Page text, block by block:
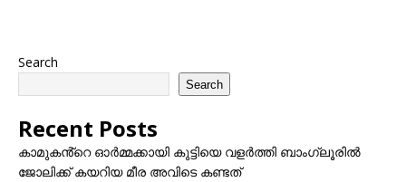
Search
Search
Recent Posts
കാമുകൻ്റെ ഓർമ്മക്കായി കുട്ടിയെ വളർത്തി ബാംഗ്ലൂരിൽ
ജോലിക്ക് കയറിയ മീര അവിടെ കണ്ടത്